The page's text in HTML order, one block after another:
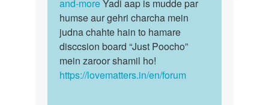
by
Parmeshwar
and-moreYadi aap is mudde par
humse aur gehri charcha mein
judna chahte hain to hamare
disccsion board “Just Poocho”
mein zaroor shamil ho!
https://lovematters.in/en/forum